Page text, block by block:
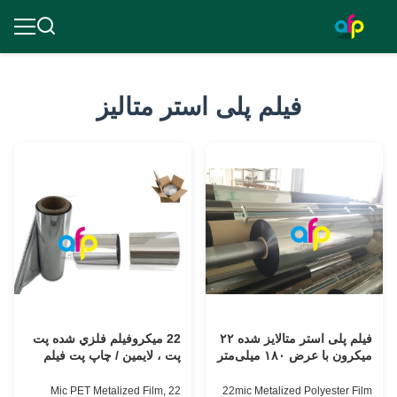
فیلم پلی استر متالیز
فیلم پلی استر متالایز شده ۲۲
میکرون با عرض ۱۸۰ میلی‌متر
مقوا
22mic Metalized Polyester Film
22 ميکروفيلم فلزي شده پت
پت ، لايمين / چاپ پت فيلم
22 Mic PET Metalized Film,